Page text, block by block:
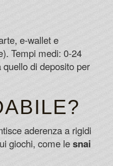
e-wallet e
Tempi medi: 0-24
di deposito per
aderenza a rigidi
giochi, come lesnai